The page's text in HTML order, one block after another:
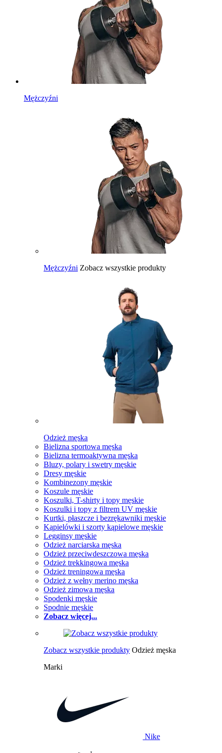
Mężczyźni
Mężczyźni Zobacz wszystkie produkty
Odzież męska
Bielizna sportowa męska
Bielizna termoaktywna męska
Bluzy, polary i swetry męskie
Dresy męskie
Kombinezony męskie
Koszule męskie
Koszulki, T-shirty i topy męskie
Koszulki i topy z filtrem UV męskie
Kurtki, płaszcze i bezrękawniki męskie
Kąpielówki i szorty kąpielowe męskie
Legginsy męskie
Odzież narciarska męska
Odzież przeciwdeszczowa męska
Odzież trekkingowa męska
Odzież treningowa męska
Odzież z wełny merino męska
Odzież zimowa męska
Spodenki męskie
Spodnie męskie
Zobacz więcej...
Zobacz wszystkie produkty Odzież męska
Marki
Nike